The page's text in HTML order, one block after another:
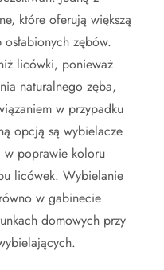
które oferują większą
zębów.
licówki, ponieważ
naturalnego zęba,
w przypadku
opcją są wybielacze
poprawie koloru
licówek. Wybielanie
w gabinecie
domowych przy